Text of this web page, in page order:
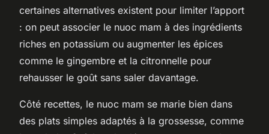
certaines alternatives existent pour limiter l’apport
: on peut associer le nuoc mam à des ingrédients
riches en potassium ou augmenter les épices
comme le gingembre et la citronnelle pour
rehausser le goût sans saler davantage.
Côté recettes, le nuoc mam se marie bien dans
des plats simples adaptés à la grossesse, comme